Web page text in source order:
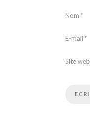
Nom *
E-mail *
Site web